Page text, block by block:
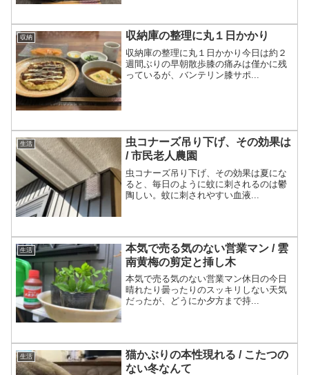
収納 収納庫の整理に丸１日かかり
収納庫の整理に丸１日かかり今日は約２
週間ぶりの早朝散歩膝の痛みは僅かに残
っているが、バンテリン膝サポ...
生活
虫コナーズ吊り下げ、その効果は
/ 市民老人農園
虫コナーズ吊り下げ、その効果は夏にな
ると、毎日のように蚊に刺されるのは鬱
陶しい。蚊に刺されやすい血液...
生活
本気で売る気のない営業マン / 雲
南黄梅の剪定と挿し木
本気で売る気のない営業マン休日の今日
晴れたり曇ったりのスッキリしない天気
だったが、どうにか夕方まで持...
生活
猫かぶりの本性現れる / こたつの
ない冬なんて